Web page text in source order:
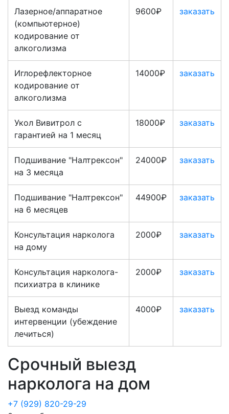
Лазерное/аппаратное
(компьютерное)
кодирование от
алкоголизма
9600₽ заказать
Иглорефлекторное
кодирование от
алкоголизма
14000₽ заказать
Укол Вивитрол с
гарантией на 1 месяц
18000₽ заказать
Подшивание "Налтрексон"
на 3 месяца
24000₽ заказать
Подшивание "Налтрексон"
на 6 месяцев
44900₽ заказать
Консультация нарколога
на дому
2000₽ заказать
Консультация нарколога-
психиатра в клинике
2000₽ заказать
Выезд команды
интервенции (убеждение
лечиться)
4000₽ заказать
Срочный выезд
нарколога на дом
+7 (929) 820-29-29